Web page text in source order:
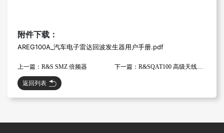
附件下载：
AREG100A_汽车电子雷达回波发生器用户手册.pdf
上一篇：R&S SMZ 倍频器 下一篇：R&SQAT100 高级天线阵列
返回列表